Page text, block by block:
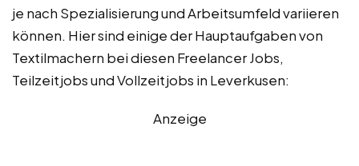
je nach Spezialisierung und Arbeitsumfeld variieren
können. Hier sind einige der Hauptaufgaben von
Textilmachern bei diesen Freelancer Jobs,
Teilzeitjobs und Vollzeitjobs in Leverkusen:
Anzeige